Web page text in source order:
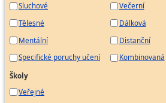
Elektrotechnik světlotechnických
Sluchové
Tělesné
Mentální
Specifické poruchy učení
Večerní
Dálková
Distanční
Kombinovaná
Školy
Veřejné